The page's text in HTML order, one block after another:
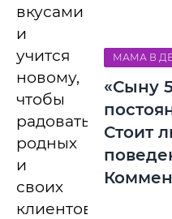
вкусами
и
учится
новому,
чтобы
радовать
родных
и
своих
клиентов.
МАМА В
«Сыну
Стоит